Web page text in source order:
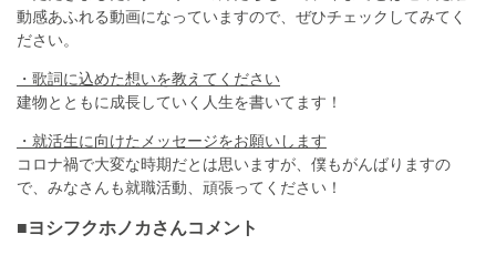
動感あふれる動画になっていますので、ぜひチェックしてみてく
ださい。
・歌詞に込めた想いを教えてください
建物とともに成長していく人生を書いてます！
・就活生に向けたメッセージをお願いします
コロナ禍で大変な時期だとは思いますが、僕もがんばりますの
で、みなさんも就職活動、頑張ってください！
■ヨシフクホノカさんコメント